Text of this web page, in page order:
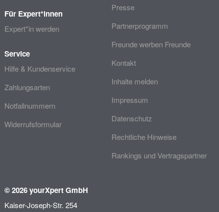
Für Expert*innen
Expert*in werden
Service
Hilfe & Kundenservice
Zahlungsarten
Notfallnummern
Widerrufsformular
Presse
Partnerprogramm
Freunde werben Freunde
Kontakt
Inhalte melden
Impressum
Datenschutz
Rechtliche Hinweise
Rankings und Vertragspartner
© 2026 yourXpert GmbH
Kaiser-Joseph-Str. 254